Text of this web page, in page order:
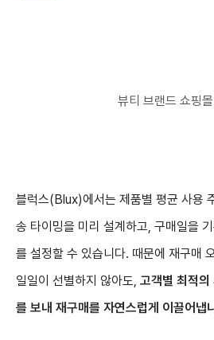
뷰티 브랜드 쇼핑
블럭스(Blux)에서는 제품별 평균 사용
송 타이밍을 미리 설계하고, 구매일을
를 설정할 수 있습니다. 때문에 재구매
일일이 선별하지 않아도, 고객별 최적의
를 보내 재구매를 자연스럽게 이끌어냅